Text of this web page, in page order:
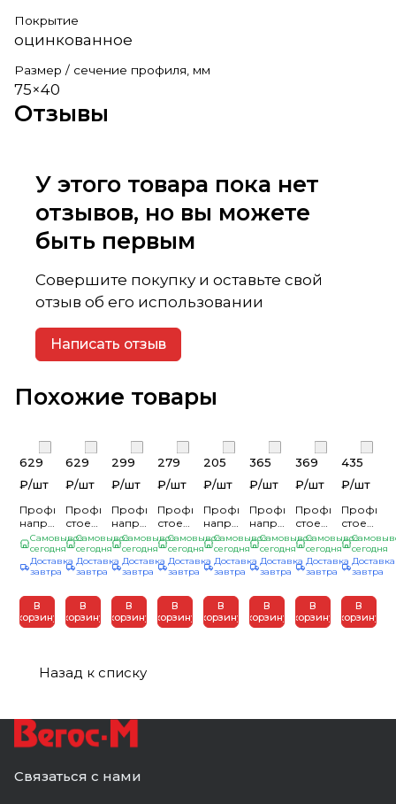
Покрытие
оцинкованное
Размер / сечение профиля, мм
75×40
Отзывы
У этого товара пока нет
отзывов, но вы можете
быть первым
Совершите покупку и оставьте свой
отзыв об его использовании
Написать отзыв
Похожие товары
629
₽/шт
Профиль
направляющий
ПН
100*40*3000*0,6
КНАУФ
(12/288)
Самовывоз
сегодня
Доставка
завтра
В
корзину
629
₽/шт
Профиль
стоечный
ПС
75*50*3000*0,6
КНАУФ
(12/336)
Самовывоз
сегодня
Доставка
завтра
В
корзину
299
₽/шт
Профиль
направляющий
ПН
75*40*3,0м
толщина
0,5 мм
Самовывоз
сегодня
Доставка
завтра
В
корзину
279
₽/шт
Профиль
стоечный
ППС
60*27*3,0м
толщина
0,6 мм
Самовывоз
сегодня
Доставка
завтра
В
корзину
205
₽/шт
Профиль
направляющий
ПН
50*40*3,0м
ЭКОНОМ
0,4
(24/480)
Самовывоз
сегодня
Доставка
завтра
В
корзину
365
₽/шт
Профиль
направляющий
ПН
75*40*3,0м
толщина
0,6 мм
Самовывоз
сегодня
Доставка
завтра
В
корзину
369
₽/шт
Профиль
стоечный
ПС
75*50*3,0м
толщина
0,5 мм
Самовывоз
сегодня
Доставка
завтра
В
корзину
435
₽/шт
Профиль
стоечный
ПС
КНАУФ
(18/810)
сегодня
Доставка
завтра
В
корзину
Назад к списку
Связаться с нами